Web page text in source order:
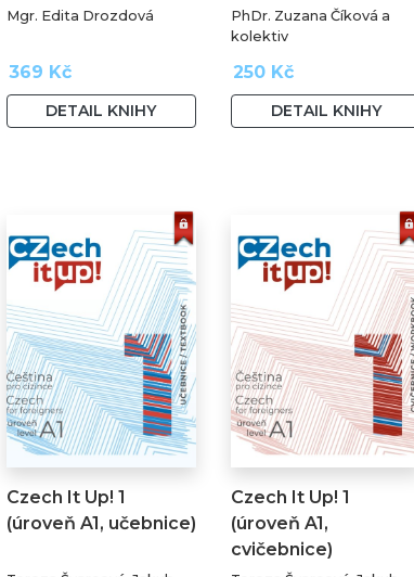
Mgr. Edita Drozdová
369 Kč
DETAIL KNIHY
oborů
PhDr. Zuzana Číková a
kolektiv
250 Kč
DETAIL KNIHY
Czech It Up! 1
(úroveň A1, učebnice)
Czech It Up! 1
(úroveň A1,
cvičebnice)